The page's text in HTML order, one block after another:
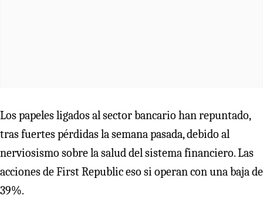
Los papeles ligados al sector bancario han repuntado,
tras fuertes pérdidas la semana pasada, debido al
nerviosismo sobre la salud del sistema financiero. Las
acciones de First Republic eso si operan con una baja de
39%.